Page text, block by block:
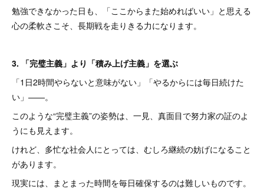
勉強できなかった日も、「ここからまた始めればいい」と思える
心の柔軟さこそ、長期戦を走りきる力になります。
3. 「完璧主義」より「積み上げ主義」を選ぶ
「1日2時間やらないと意味がない」「やるからには毎日続けた
い」——。
このような“完璧主義”の姿勢は、一見、真面目で努力家の証のよ
うにも見えます。
けれど、多忙な社会人にとっては、むしろ継続の妨げになること
があります。
現実には、まとまった時間を毎日確保するのは難しいものです。